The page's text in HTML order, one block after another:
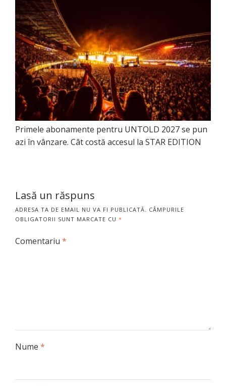
Primele abonamente pentru UNTOLD 2027 se pun
azi în vânzare. Cât costă accesul la STAR EDITION
Lasă un răspuns
ADRESA TA DE EMAIL NU VA FI PUBLICATĂ. CÂMPURILE
OBLIGATORII SUNT MARCATE CU *
Comentariu *
Nume *